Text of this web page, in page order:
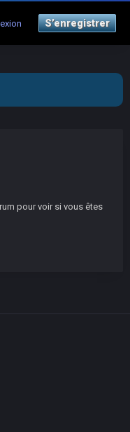
S’enregistrer
pour voir si vous êtes